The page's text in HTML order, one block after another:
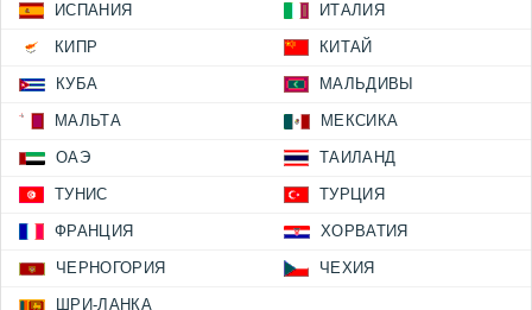
ИСПАНИЯ ИТАЛИЯ
КИПР КИТАЙ
КУБА МАЛЬДИВЫ
МАЛЬТА МЕКСИКА
ОАЭ ТАИЛАНД
ТУНИС ТУРЦИЯ
ФРАНЦИЯ ХОРВАТИЯ
ЧЕРНОГОРИЯ ЧЕХИЯ
ШРИ-ЛАНКА